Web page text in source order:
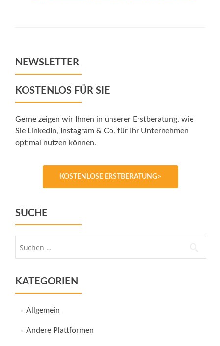
NEWSLETTER
KOSTENLOS FÜR SIE
Gerne zeigen wir Ihnen in unserer Erstberatung, wie
Sie LinkedIn, Instagram & Co. für Ihr Unternehmen
optimal nutzen können.
KOSTENLOSE ERSTBERATUNG>
SUCHE
KATEGORIEN
Allgemein
Andere Plattformen